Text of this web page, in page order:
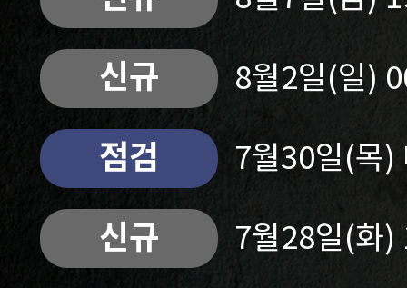
신규 8월2일(일)
점검 7월30일(목)
신규 7월28일(화